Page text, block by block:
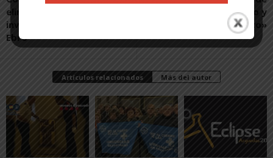
eliminación de flora
invasora en la orilla del Río
Ebro
vida que creo, pienso y
practico»
Artículos relacionados Más del autor